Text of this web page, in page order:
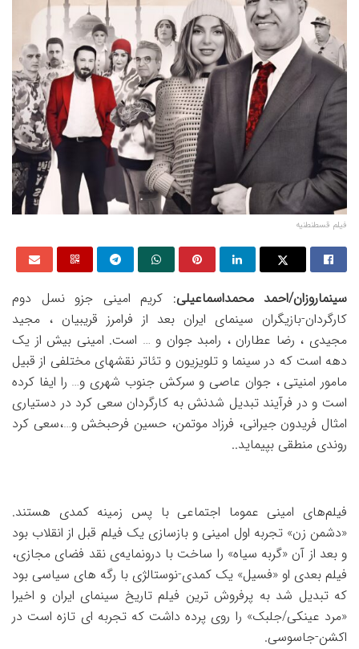
فیلم قسطنطنیه
سینماروزان/احمد محمداسماعیلی: کریم امینی جزو نسل دوم
کارگردان-بازیگران سینمای ایران بعد از فرامرز قریبیان ، مجید
مجیدی ، رضا عطاران ، رامبد جوان و … است. امینی بیش از یک
دهه است که در سینما و تلویزیون و تئاتر نقشهای مختلفی از قبیل
مامور امنیتی ، جوان عاصی و سرکش جنوب شهری و… را ایفا کرده
است و در فرآیند تبدیل شدنش به کارگردان سعی کرد در دستیاری
امثال فریدون جیرانی، فرزاد موتمن، حسین فرحبخش و…،سعی کرد
روندی منطقی بپیماید..
فیلم‌های امینی عموما اجتماعی با پس زمینه کمدی هستند.
«دشمن زن» تجربه اول امینی و بازسازی یک فیلم قبل از انقلاب بود
و بعد از آن «گربه سیاه» را ساخت با درونمایه‌ی نقد فضای مجازی،
فیلم بعدی او «فسیل» یک کمدی-نوستالژی با رگه های سیاسی بود
که تبدیل شد به پرفروش ترین فیلم تاریخ سینمای ایران و اخیرا
«مرد عینکی/جلبک» را روی پرده داشت که تجربه ای تازه است در
اکشن-جاسوسی.